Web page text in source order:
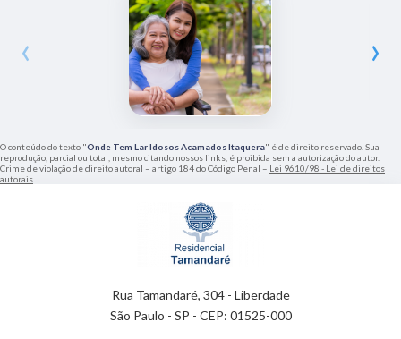
‹ ›
O conteúdo do texto "Onde Tem Lar Idosos Acamados Itaquera" é de direito reservado. Sua
reprodução, parcial ou total, mesmo citando nossos links, é proibida sem a autorização do autor.
Crime de violação de direito autoral – artigo 184 do Código Penal – Lei 9610/98 - Lei de direitos
autorais
Rua Tamandaré, 304 - Liberdade
São Paulo - SP - CEP: 01525-000